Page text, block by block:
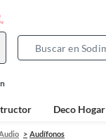
Deco Hogar
Audífonos